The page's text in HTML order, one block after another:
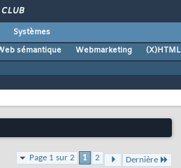
CLUB
Systèmes
sémantique
Webmarketing (X)HTML
Page 1 sur 2 1 2 Dernière